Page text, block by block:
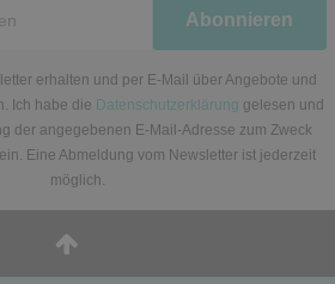
Abonnieren
erhalten und per E-Mail über Angebote und
Ich habe die Datenschutzerklärung gelesen und
der angegebenen E-Mail-Adresse zum Zweck
Eine Abmeldung vom Newsletter ist jederzeit
möglich.